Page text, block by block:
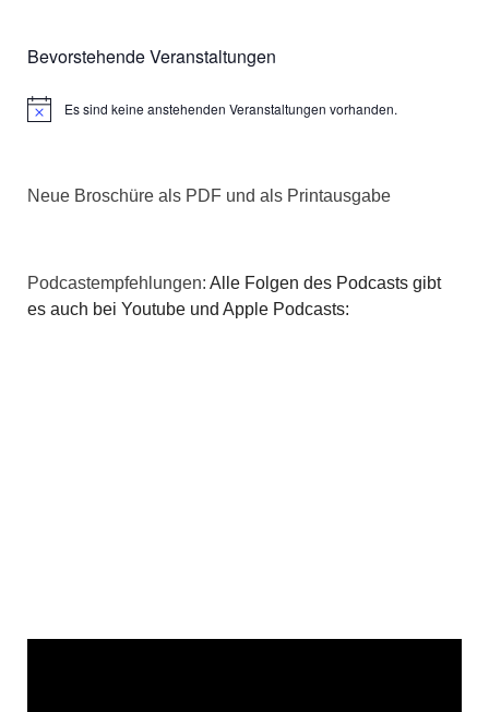
Bevorstehende Veranstaltungen
HinweisEs sind keine anstehenden Veranstaltungen vorhanden.
Neue Broschüre als PDF und als Printausgabe
Podcastempfehlungen: Alle Folgen des Podcasts gibt
es auch bei Youtube und Apple Podcasts: